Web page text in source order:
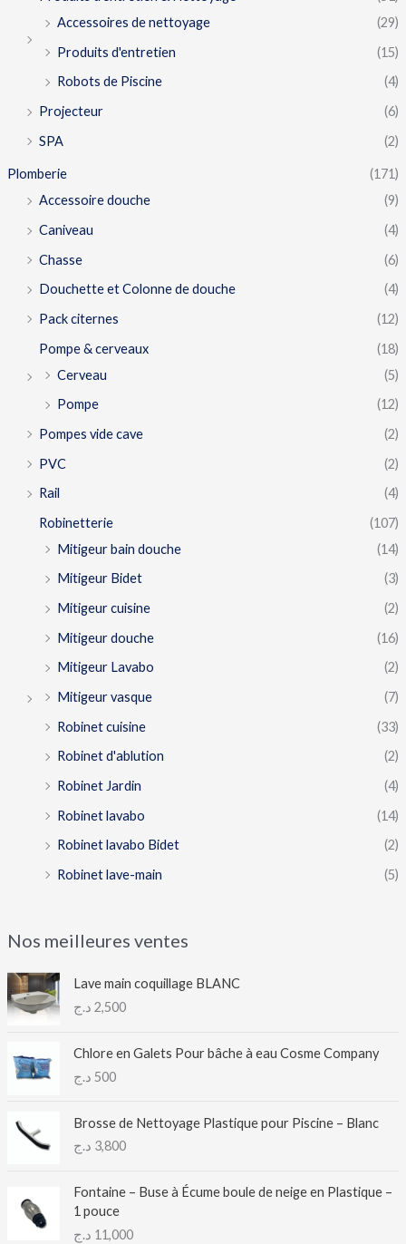
Accessoires de nettoyage
(29)
Produits d'entretien
(15)
Robots de Piscine
(4)
Projecteur
(6)
SPA
(2)
Plomberie
(171)
Accessoire douche
(9)
Caniveau
(4)
Chasse
(6)
Douchette et Colonne de douche
(4)
Pack citernes
(12)
Pompe & cerveaux
(18)
Cerveau
(5)
Pompe
(12)
Pompes vide cave
(2)
PVC
(2)
Rail
(4)
Robinetterie
(107)
Mitigeur bain douche
(14)
Mitigeur Bidet
(3)
Mitigeur cuisine
(2)
Mitigeur douche
(16)
Mitigeur Lavabo
(2)
Mitigeur vasque
(7)
Robinet cuisine
(33)
Robinet d'ablution
(2)
Robinet Jardin
(4)
Robinet lavabo
(14)
Robinet lavabo Bidet
(2)
Robinet lave-main
(5)
Nos meilleures ventes
Lave main coquillage BLANC
2,500 د.ج
Chlore en Galets Pour bâche à eau Cosme Company
500 د.ج
Brosse de Nettoyage Plastique pour Piscine – Blanc
3,800 د.ج
Fontaine – Buse à Écume boule de neige en Plastique –
1 pouce
11,000 د.ج